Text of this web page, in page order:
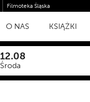
Filmoteka Śląska
O NAS
DEKLARACJAKSIĄŻKI
12.08
Środa